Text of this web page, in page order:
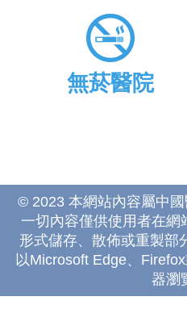
無菸醫院
© 2023 本網站內容屬中國
一切內容僅供使用者在
形式儲存、散佈或重製部
以Microsoft Edge、
器瀏